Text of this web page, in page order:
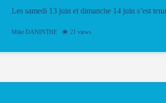
Les samedi 13 juin et dimanche 14 juin s’est tenu
vibrant à Pierrot Narouman, organisé par
spectacle de fin d’année, présenté à la salle...
Mike DANINTHE 21 views